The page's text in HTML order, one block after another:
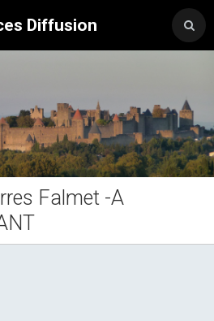
Diffusion
Falmet -A